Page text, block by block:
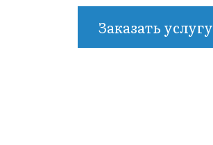
Заказать услугу